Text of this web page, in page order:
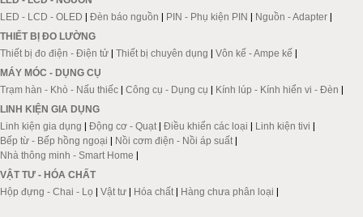
LED - LCD - OLED | Đèn báo nguồn | PIN - Phụ kiện PIN | Nguồn - Adapter |
THIẾT BỊ ĐO LƯỜNG
Thiết bị đo điện - Điện tử | Thiết bị chuyên dụng | Vôn kế - Ampe kế |
MÁY MÓC - DỤNG CỤ
Trạm hàn - Khò - Nấu thiếc | Công cụ - Dụng cụ | Kính lúp - Kính hiển vi - Đèn |
LINH KIỆN GIA DỤNG
Linh kiện gia dụng | Động cơ - Quạt | Điều khiển các loại | Linh kiện tivi |
Bếp từ - Bếp hồng ngoại | Nồi cơm điện - Nồi áp suất |
Nhà thông minh - Smart Home |
VẬT TƯ - HÓA CHẤT
Hộp đựng - Chai - Lọ | Vật tư | Hóa chất | Hàng chưa phân loại |